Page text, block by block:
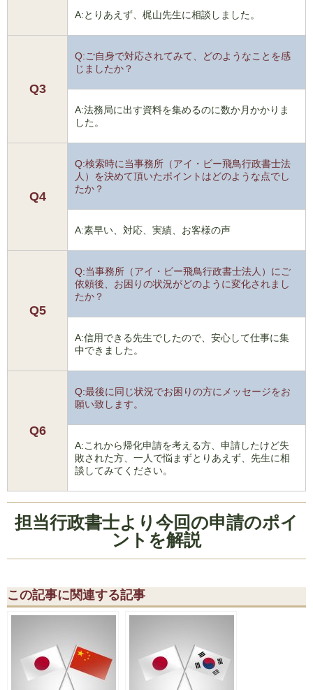
A:とりあえず、梶山先生に相談しました。
Q3
Q:ご自身で対応されてみて、どのようなことを感
じましたか？
A:法務局に出す資料を集めるのに数か月かかりま
した。
Q4
Q:検索時に当事務所（アイ・ビー飛鳥行政書士法
人）を決めて頂いたポイントはどのような点でし
たか？
A:素早い、対応、実績、お客様の声
Q5
Q:当事務所（アイ・ビー飛鳥行政書士法人）にご
依頼後、お困りの状況がどのように変化されまし
たか？
A:信用できる先生でしたので、安心して仕事に集
中できました。
Q6
Q:最後に同じ状況でお困りの方にメッセージをお
願い致します。
A:これから帰化申請を考える方、申請したけど失
敗された方、一人で悩まずとりあえず、先生に相
談してみてください。
担当行政書士より今回の申請のポイ
ントを解説
この記事に関連する記事